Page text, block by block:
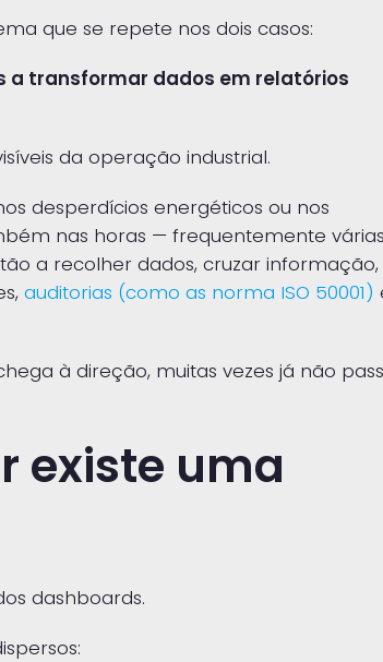
que se repete nos dois casos:
a transformar dados em relatórios
da operação industrial.
desperdícios energéticos ou nos
nas horas — frequentemente várias
a recolher dados, cruzar informação,
auditorias (como as norma ISO 50001)
à direção, muitas vezes já não
existe uma
dashboards.